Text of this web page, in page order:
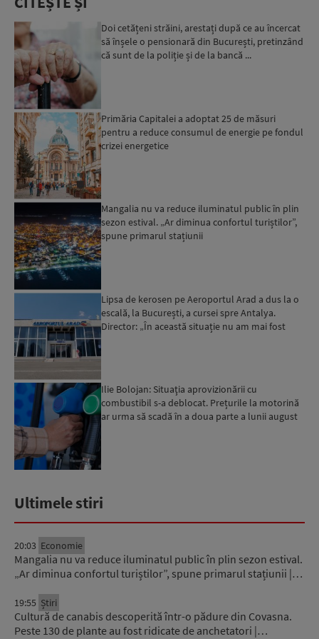
Doi cetățeni străini, arestați după ce au încercat
să înșele o pensionară din București, pretinzând
că sunt de la poliție și de la bancă ...
Primăria Capitalei a adoptat 25 de măsuri
pentru a reduce consumul de energie pe fondul
crizei energetice
Mangalia nu va reduce iluminatul public în plin
sezon estival. „Ar diminua confortul turiștilor”,
spune primarul stațiunii
Lipsa de kerosen pe Aeroportul Arad a dus la o
escală, la București, a cursei spre Antalya.
Director: „În această situație nu am mai fost
Ilie Bolojan: Situaţia aprovizionării cu
combustibil s-a deblocat. Prețurile la motorină
ar urma să scadă în a doua parte a lunii august
Ultimele stiri
20:03 Economie
Mangalia nu va reduce iluminatul public în plin sezon estival.
„Ar diminua confortul turiștilor”, spune primarul stațiunii |…
19:55 Știri
Cultură de canabis descoperită într-o pădure din Covasna.
Peste 130 de plante au fost ridicate de anchetatori |…